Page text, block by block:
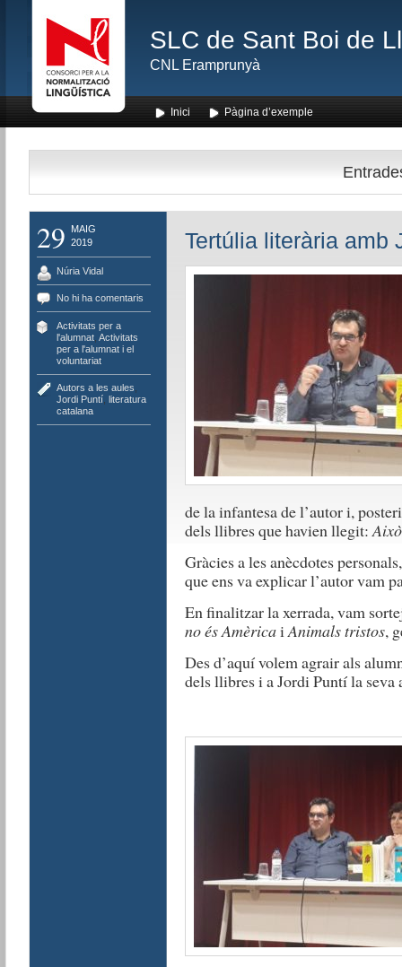
SLC de Sant Boi de
CNL Eramprunyà
Inici Pàgina d’exemple
29
MAIG
2019
Núria Vidal
No hi ha comentaris
Activitats per a
l'alumnat, Activitats
per a l'alumnat i el
voluntariat
Autors a les aules
Jordi Puntí, literatura
catalana
Tertúlia literària amb
de la infantesa de l’autor i,
dels llibres que havien llegit:Això
Gràcies a les anècdotes
que ens va explicar l’autor vam
En finalitzar la xerrada, vam
no és AmèricaiAnimals tristos,
Des d’aquí volem agrair als
dels llibres i a Jordi Puntí la